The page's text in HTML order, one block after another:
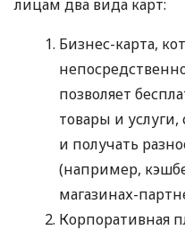
лицам два вида карт:
Бизнес-карта,
позволяет
товары и
и получать
(например,
магазинах-
Корпоративная